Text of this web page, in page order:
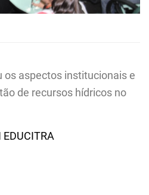
os aspectos institucionais e
de recursos hídricos no